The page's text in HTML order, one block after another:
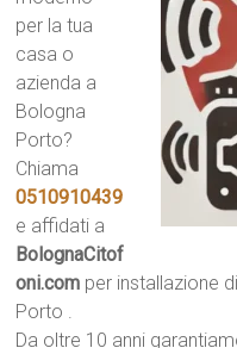
per la tua
casa o
azienda a
Bologna
Porto?
Chiama
0510910439
e affidati a
BolognaCitof
oni.com per installazione
Porto .
Da oltre 10 anni